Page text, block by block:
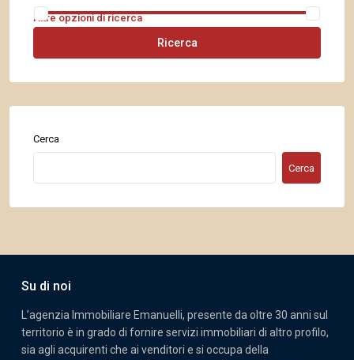
Altre opzioni di ricerca
Ricerca
Cerca
Cerca
Su di noi
L’agenzia Immobiliare Emanuelli, presente da oltre 30 anni sul
territorio è in grado di fornire servizi immobiliari di altro profilo,
sia agli acquirenti che ai venditori e si occupa della